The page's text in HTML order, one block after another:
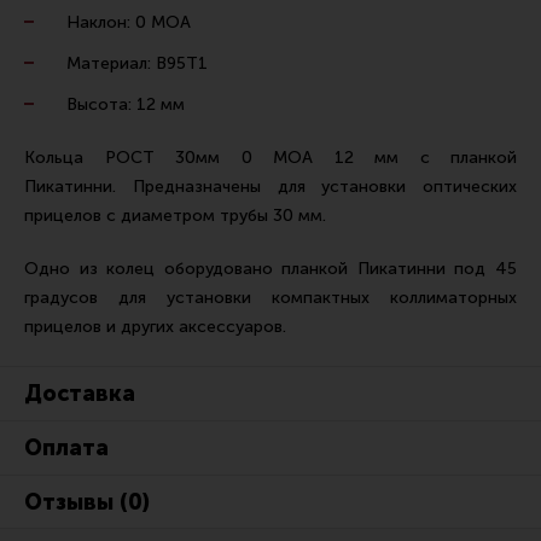
Ремни для IPSC
Стрелковые таймеры
Холощение и тренировки
Экипировка
Пневматика
Стрелковые очки
Стрелковые наушники
Подсумки
Защита головы
Наклон: 0 МОА
Материал: В95Т1
Высота: 12 мм
Кольца РОСТ 30мм 0 МОА 12 мм с планкой
Пикатинни. Предназначены для установки оптических
прицелов с диаметром трубы 30 мм.
Одно из колец оборудовано планкой Пикатинни под 45
градусов для установки компактных коллиматорных
прицелов и других аксессуаров.
Доставка
Оплата
Отзывы (0)